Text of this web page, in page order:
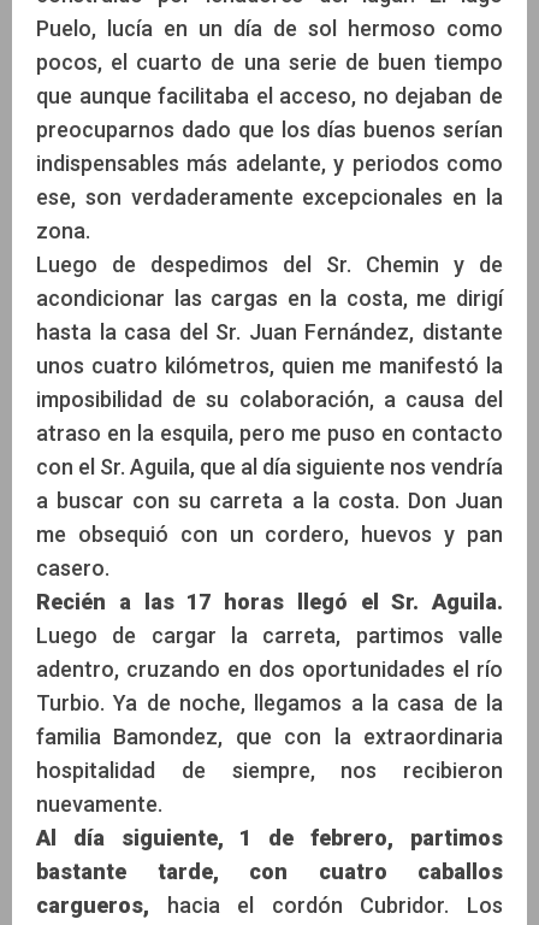
Puelo, lucía en un día de sol hermoso como
pocos, el cuarto de una serie de buen tiempo
que aunque facilitaba el acceso, no dejaban de
preocuparnos dado que los días buenos serían
indispensables más adelante, y periodos como
ese, son verdaderamente excepcionales en la
zona.
Luego de despedimos del Sr. Chemin y de
acondicionar las cargas en la costa, me dirigí
hasta la casa del Sr. Juan Fernández, distante
unos cuatro kilómetros, quien me manifestó la
imposibilidad de su colaboración, a causa del
atraso en la esquila, pero me puso en contacto
con el Sr. Aguila, que al día siguiente nos vendría
a buscar con su carreta a la costa. Don Juan
me obsequió con un cordero, huevos y pan
casero.
Recién a las 17 horas llegó el Sr. Aguila.
Luego de cargar la carreta, partimos valle
adentro, cruzando en dos oportunidades el río
Turbio. Ya de noche, llegamos a la casa de la
familia Bamondez, que con la extraordinaria
hospitalidad de siempre, nos recibieron
nuevamente.
Al día siguiente, 1 de febrero, partimos
bastante tarde, con cuatro caballos
cargueros, hacia el cordón Cubridor. Los